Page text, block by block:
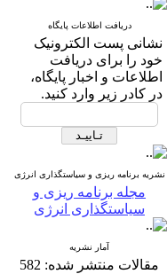
دریافت اطلاعات پایگاه
نشانی پست الکترونیک
خود را برای دریافت
اطلاعات و اخبار پایگاه،
در کادر زیر وارد کنید.
نشریه برنامه ریزی و سیاستگذاری انرژی
مجله برنامه ریزی و
سیاستگذاری انرژی
آمار نشریه
مقالات منتشر شده: 582